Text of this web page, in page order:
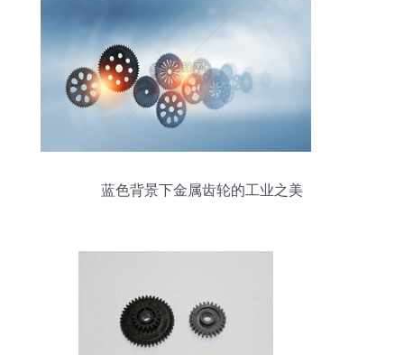
蓝色背景下金属齿轮的工业之美